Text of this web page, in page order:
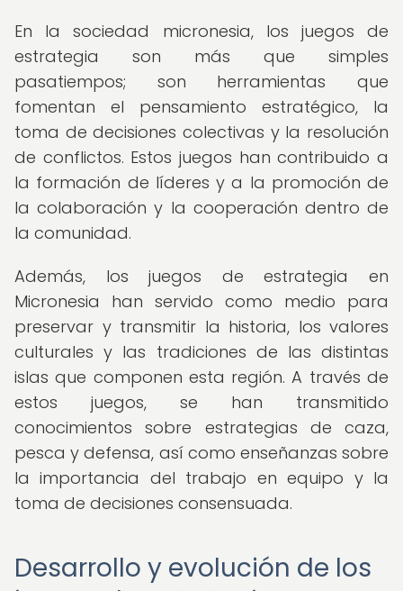
En la sociedad micronesia, los juegos de
estrategia son más que simples
pasatiempos; son herramientas que
fomentan el pensamiento estratégico, la
toma de decisiones colectivas y la resolución
de conflictos. Estos juegos han contribuido a
la formación de líderes y a la promoción de
la colaboración y la cooperación dentro de
la comunidad.
Además, los juegos de estrategia en
Micronesia han servido como medio para
preservar y transmitir la historia, los valores
culturales y las tradiciones de las distintas
islas que componen esta región. A través de
estos juegos, se han transmitido
conocimientos sobre estrategias de caza,
pesca y defensa, así como enseñanzas sobre
la importancia del trabajo en equipo y la
toma de decisiones consensuada.
Desarrollo y evolución de los